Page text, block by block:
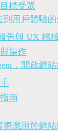
標受眾
到用戶體驗
告與 UX 稽
協作
，開啟網
南
際應用於網